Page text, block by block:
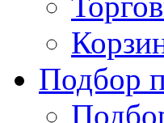
Подбор